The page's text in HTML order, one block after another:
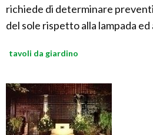
richiede di determinare
del sole rispetto alla lampada ed
tavoli da giardino